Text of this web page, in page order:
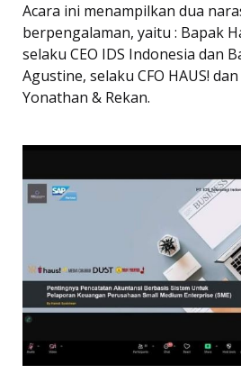
Acara ini menampilkan dua
berpengalaman, yaitu : Bapak
selaku CEO IDS Indonesia dan
Agustine, selaku CFO HAUS!
Yonathan & Rekan.